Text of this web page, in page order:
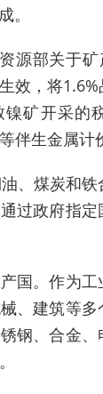
。
源部关于矿
效，将
镍矿开采的
伴生金属计
、煤炭和
过政府指
国。作为
、建筑等多
钢、合金